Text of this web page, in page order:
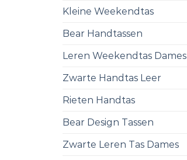
Kleine Weekendtas
Bear Handtassen
Leren Weekendtas Dames
Zwarte Handtas Leer
Rieten Handtas
Bear Design Tassen
Zwarte Leren Tas Dames